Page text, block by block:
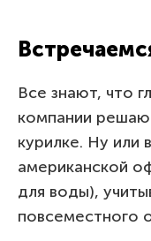
Все знают, что
компании
курилке. Ну или
американской
для воды),
повсеместного